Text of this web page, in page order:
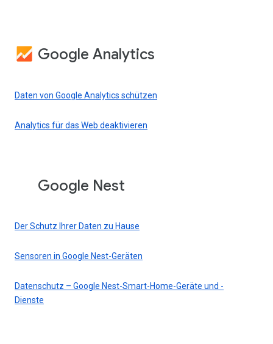
Google Analytics
Daten von Google Analytics schützen
Analytics für das Web deaktivieren
Google Nest
Der Schutz Ihrer Daten zu Hause
Sensoren in Google Nest-Geräten
Datenschutz – Google Nest-Smart-Home-Geräte und -
Dienste